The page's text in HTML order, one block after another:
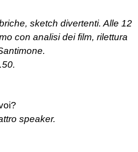
sketch divertenti. Alle 12
con analisi dei film, rilettura
speaker.